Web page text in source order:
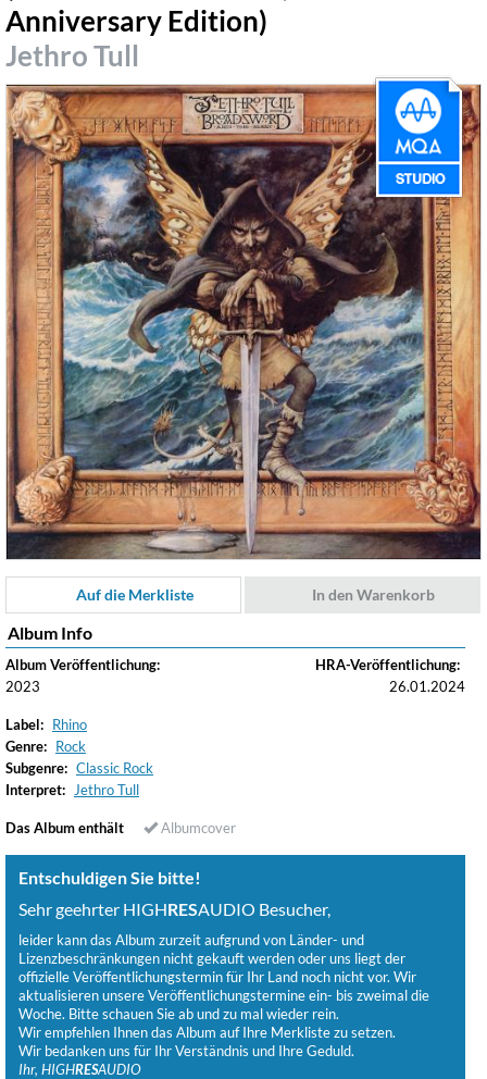
Anniversary Edition)
Jethro Tull
Auf die Merkliste In den Warenkorb
Album Info
Album Veröffentlichung:
2023
HRA-Veröffentlichung:
26.01.2024
Label: Rhino
Genre: Rock
Subgenre: Classic Rock
Interpret:
Jethro Tull
Das Album enthält Albumcover
Entschuldigen Sie bitte!
Sehr geehrter HIGHRESAUDIO Besucher,
leider kann das Album zurzeit aufgrund von Länder- und
Lizenzbeschränkungen nicht gekauft werden oder uns liegt der
offizielle Veröffentlichungstermin für Ihr Land noch nicht vor. Wir
aktualisieren unsere Veröffentlichungstermine ein- bis zweimal die
Woche. Bitte schauen Sie ab und zu mal wieder rein.
Wir empfehlen Ihnen das Album auf Ihre Merkliste zu setzen.
Wir bedanken uns für Ihr Verständnis und Ihre Geduld.
Ihr, HIGHRESAUDIO